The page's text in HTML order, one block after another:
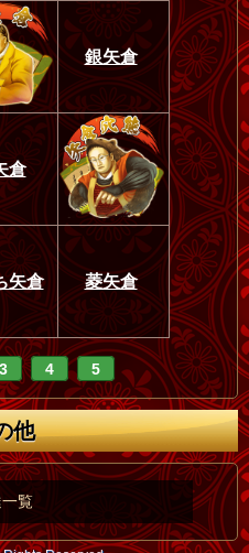
銀矢倉
倉
矢倉 菱矢倉
3 4 5
他
覧